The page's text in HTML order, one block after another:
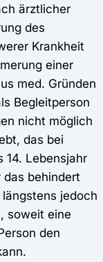
ärztlicher
des
Krankheit
einer
med. Gründen
Begleitperson
nicht möglich
das bei
14. Lebensjahr
behindert
jedoch
soweit eine
den